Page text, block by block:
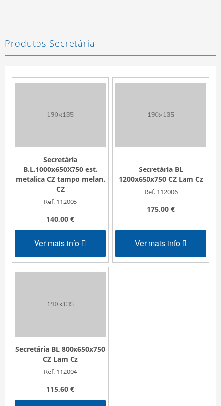
Produtos Secretária
Secretária
B.L.1000x650X750 est.
metalica CZ tampo melan.
CZ
Ref. 112005
140,00 €
Ver mais info
Secretária BL
1200x650x750 CZ Lam Cz
Ref. 112006
175,00 €
Ver mais info
Secretária BL 800x650x750
CZ Lam Cz
Ref. 112004
115,60 €